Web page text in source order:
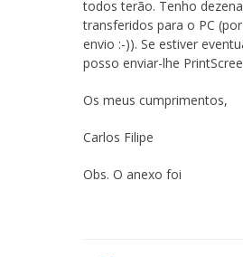
todos terão. Tenho
transferidos para o PC
envio :-)). Se estiver
posso enviar-lhe
Os meus cumprimentos,
Carlos Filipe
Obs. O anexo foi